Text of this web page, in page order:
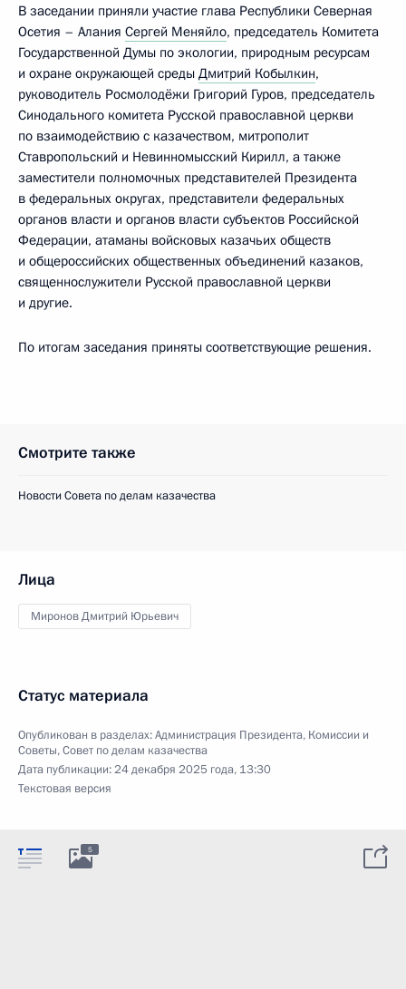
В заседании приняли участие глава Республики Северная
Осетия – Алания Сергей Меняйло, председатель Комитета
Государственной Думы по экологии, природным ресурсам
и охране окружающей среды Дмитрий Кобылкин,
руководитель Росмолодёжи Григорий Гуров, председатель
Синодального комитета Русской православной церкви
по взаимодействию с казачеством, митрополит
Ставропольский и Невинномысский Кирилл, а также
заместители полномочных представителей Президента
в федеральных округах, представители федеральных
органов власти и органов власти субъектов Российской
Федерации, атаманы войсковых казачьих обществ
и общероссийских общественных объединений казаков,
священнослужители Русской православной церкви
и другие.
По итогам заседания приняты соответствующие решения.
Смотрите также
Новости Совета по делам казачества
Лица
Миронов Дмитрий Юрьевич
Статус материала
Опубликован в разделах:Администрация Президента, Комиссии и
Советы,Совет по делам казачества
Дата публикации:24 декабря 2025 года, 13:30
Текстовая версия
5